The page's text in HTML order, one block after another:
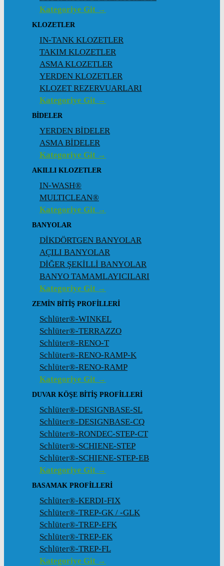
Kategoriye Git →
KLOZETLER
IN-TANK KLOZETLER
TAKIM KLOZETLER
ASMA KLOZETLER
YERDEN KLOZETLER
KLOZET REZERVUARLARI
Kategoriye Git →
BİDELER
YERDEN BİDELER
ASMA BİDELER
Kategoriye Git →
AKILLI KLOZETLER
IN-WASH®
MULTICLEAN®
Kategoriye Git →
BANYOLAR
DİKDÖRTGEN BANYOLAR
AÇILI BANYOLAR
DİĞER ŞEKİLLİ BANYOLAR
BANYO TAMAMLAYICILARI
Kategoriye Git →
ZEMIN BITIŞ PROFILLERI
Schlüter®-WINKEL
Schlüter®-TERRAZZO
Schlüter®-RENO-T
Schlüter®-RENO-RAMP-K
Schlüter®-RENO-RAMP
Kategoriye Git →
DUVAR KÖŞE BITIŞ PROFILLERI
Schlüter®-DESIGNBASE-SL
Schlüter®-DESIGNBASE-CQ
Schlüter®-RONDEC-STEP-CT
Schlüter®-SCHIENE-STEP
Schlüter®-SCHIENE-STEP-EB
Kategoriye Git →
BASAMAK PROFILLERI
Schlüter®-KERDI-FIX
Schlüter®-TREP-GK / -GLK
Schlüter®-TREP-EFK
Schlüter®-TREP-EK
Schlüter®-TREP-FL
Kategoriye Git →